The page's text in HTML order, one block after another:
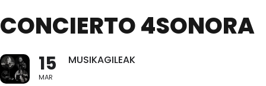
CONCIERTO 4SONORA
15
MAR
MUSIKAGILEAK